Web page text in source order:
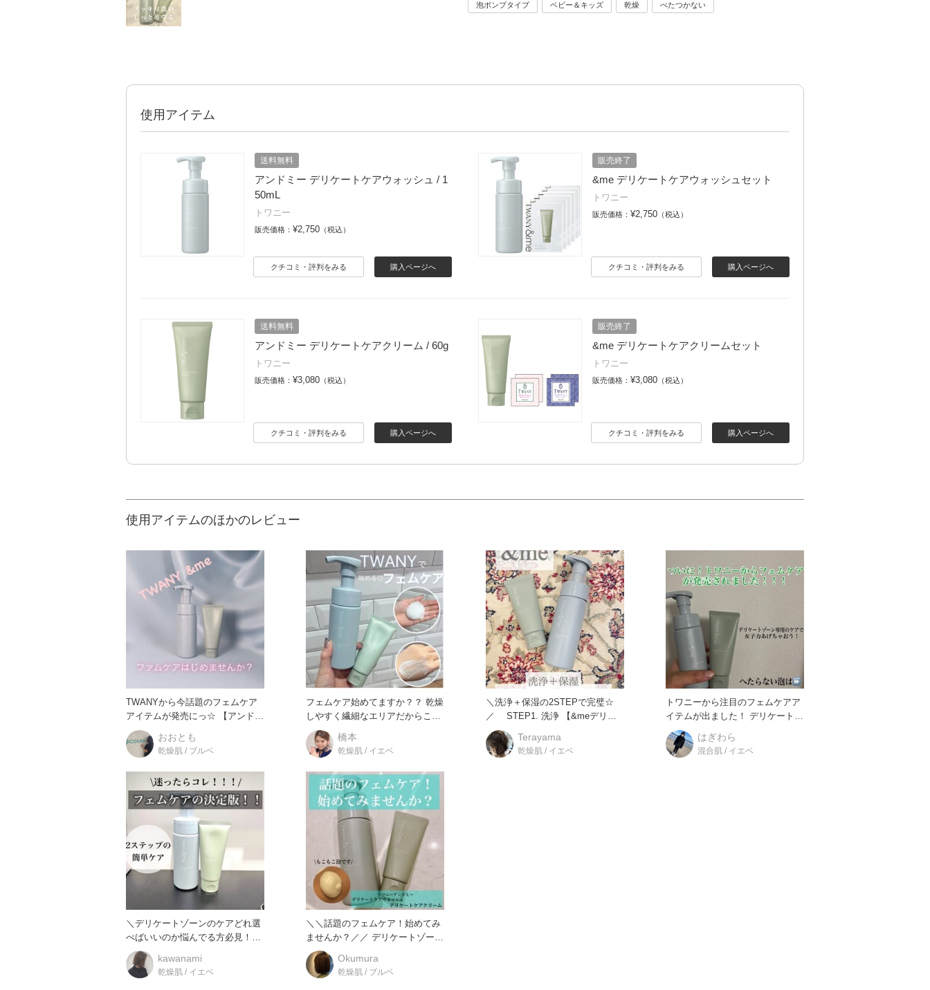
泡ポンプタイプ ベビー＆キッズ 乾燥 べたつかない
使用アイテム
送料無料
アンドミー デリケートケアウォッシュ / 1
50mL
トワニー
販売価格： ¥2,750 （税込）
購入ページへ
クチコミ・評判をみる
販売終了
&me デリケートケアウォッシュセット
トワニー
販売価格： ¥2,750 （税込）
購入ページへ
クチコミ・評判をみる
送料無料
アンドミー デリケートケアクリーム / 60g
トワニー
販売価格： ¥3,080 （税込）
購入ページへ
クチコミ・評判をみる
販売終了
&me デリケートケアクリームセット
トワニー
販売価格： ¥3,080 （税込）
購入ページへ
クチコミ・評判をみる
使用アイテムのほかのレビュー
TWANYから今話題のフェムケア
アイテムが発売にっ☆ 【アンドミ
ーデリケートケアウォ
おおとも
乾燥肌 / ブルベ
フェムケア始めてますか？？ 乾燥
しやすく繊細なエリアだからこそ
ケアが必要なんです！！
橋本
乾燥肌 / イエベ
＼洗浄＋保湿の2STEPで完璧☆
／ STEP1. 洗浄 【&meデリケ
ートケアウォ
Terayama
乾燥肌 / イエベ
トワニーから注目のフェムケアア
イテムが出ました！ デリケートゾ
ーン用の泡ボディウォッシュと
はぎわら
混合肌 / イエベ
＼デリケートゾーンのケアどれ選
べばいいのか悩んでる方必見！！
kawanami
乾燥肌 / イエベ
＼＼話題のフェムケア！始めてみ
ませんか？／／ デリケートゾーン
用のソープやクリームが
Okumura
乾燥肌 / ブルベ